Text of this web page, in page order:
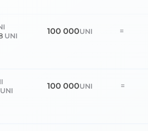
UNI 100 000UNI =
UNI 100 000UNI =